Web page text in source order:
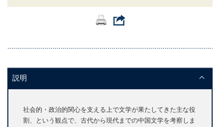
説明
社会的・政治的関心を支える上で文学が果たしてきた主な役
割、という観点で、古代から現代までの中国文学を考察しま